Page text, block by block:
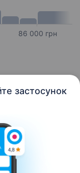
застосунок
86 000 грн